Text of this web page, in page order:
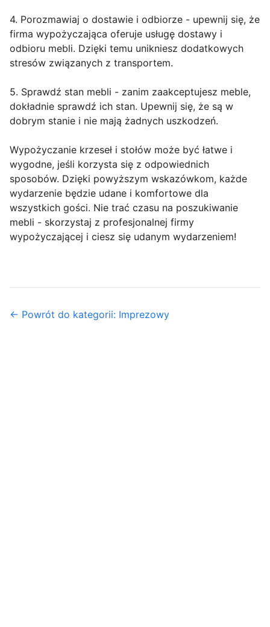
4. Porozmawiaj o dostawie i odbiorze - upewnij się, że
firma wypożyczająca oferuje usługę dostawy i
odbioru mebli. Dzięki temu unikniesz dodatkowych
stresów związanych z transportem.
5. Sprawdź stan mebli - zanim zaakceptujesz meble,
dokładnie sprawdź ich stan. Upewnij się, że są w
dobrym stanie i nie mają żadnych uszkodzeń.
Wypożyczanie krzeseł i stołów może być łatwe i
wygodne, jeśli korzysta się z odpowiednich
sposobów. Dzięki powyższym wskazówkom, każde
wydarzenie będzie udane i komfortowe dla
wszystkich gości. Nie trać czasu na poszukiwanie
mebli - skorzystaj z profesjonalnej firmy
wypożyczającej i ciesz się udanym wydarzeniem!
← Powrót do kategorii: Imprezowy